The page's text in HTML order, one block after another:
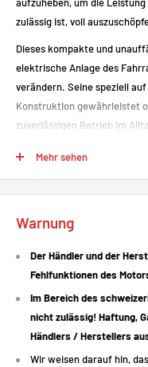
aufzuheben, um die
zulässig ist, voll
Dieses kompakte und
elektrische Anlage des
verändern. Seine speziell
Konstruktion gewährleistet
zuverlässigen Betrieb im
Es lässt sich leicht
Kompatibel mitBafang-
ausgestattet sind
Aufhebung der
Unauffällige Installation
Mehr sehen
Warnung
Der Händler und der
Fehlfunktionen des
Im Bereich des
nicht zulässig! Haftung,
Händlers / Herstellers
Wir weisen darauf hin,